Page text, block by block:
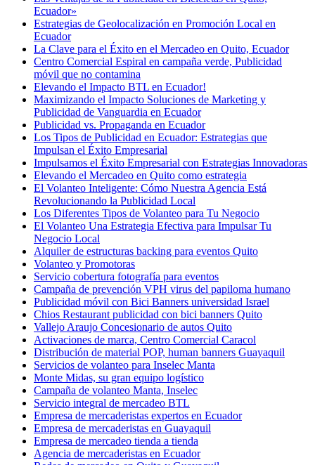
Ecuador»
Estrategias de Geolocalización en Promoción Local en
Ecuador
La Clave para el Éxito en el Mercadeo en Quito, Ecuador
Centro Comercial Espiral en campaña verde, Publicidad
móvil que no contamina
Elevando el Impacto BTL en Ecuador!
Maximizando el Impacto Soluciones de Marketing y
Publicidad de Vanguardia en Ecuador
Publicidad vs. Propaganda en Ecuador
Los Tipos de Publicidad en Ecuador: Estrategias que
Impulsan el Éxito Empresarial
Impulsamos el Éxito Empresarial con Estrategias Innovadoras
Elevando el Mercadeo en Quito como estrategia
El Volanteo Inteligente: Cómo Nuestra Agencia Está
Revolucionando la Publicidad Local
Los Diferentes Tipos de Volanteo para Tu Negocio
El Volanteo Una Estrategia Efectiva para Impulsar Tu
Negocio Local
Alquiler de estructuras backing para eventos Quito
Volanteo y Promotoras
Servicio cobertura fotografía para eventos
Campaña de prevención VPH virus del papiloma humano
Publicidad móvil con Bici Banners universidad Israel
Chios Restaurant publicidad con bici banners Quito
Vallejo Araujo Concesionario de autos Quito
Activaciones de marca, Centro Comercial Caracol
Distribución de material POP, human banners Guayaquil
Servicios de volanteo para Inselec Manta
Monte Midas, su gran equipo logístico
Campaña de volanteo Manta, Inselec
Servicio integral de mercadeo BTL
Empresa de mercaderistas expertos en Ecuador
Empresa de mercaderistas en Guayaquil
Empresa de mercadeo tienda a tienda
Agencia de mercaderistas en Ecuador